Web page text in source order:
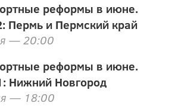
реформы в июне.
Пермь и Пермский край
— 20:00
реформы в июне.
Нижний Новгород
— 18:00